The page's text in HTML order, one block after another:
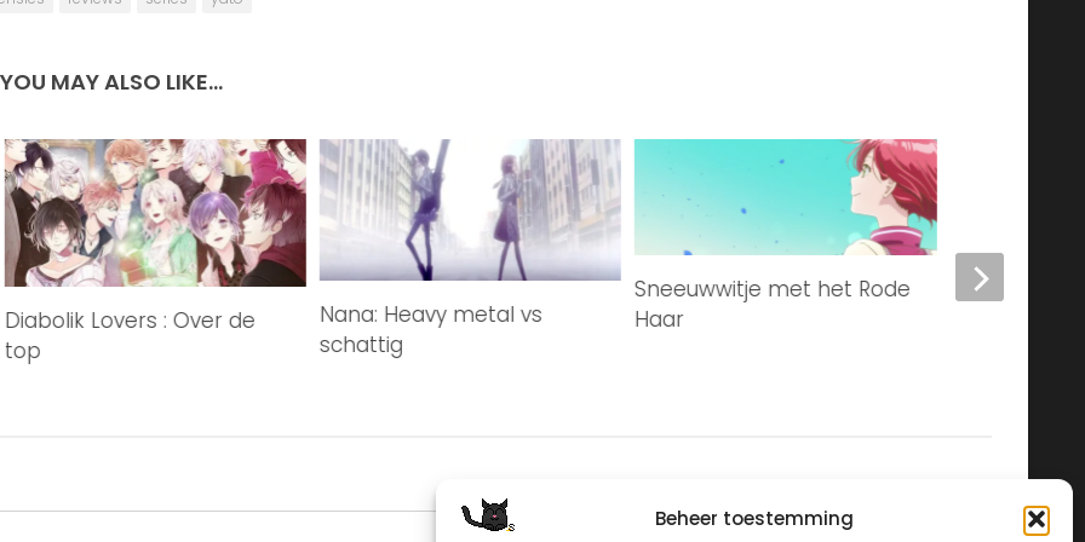
Beheer toestemming
YOU MAY ALSO LIKE...
Nana: Heavy metal vs
schattig
Sneeuwwitje met het Rode
Haar
Diabolik Lovers : Over de
top